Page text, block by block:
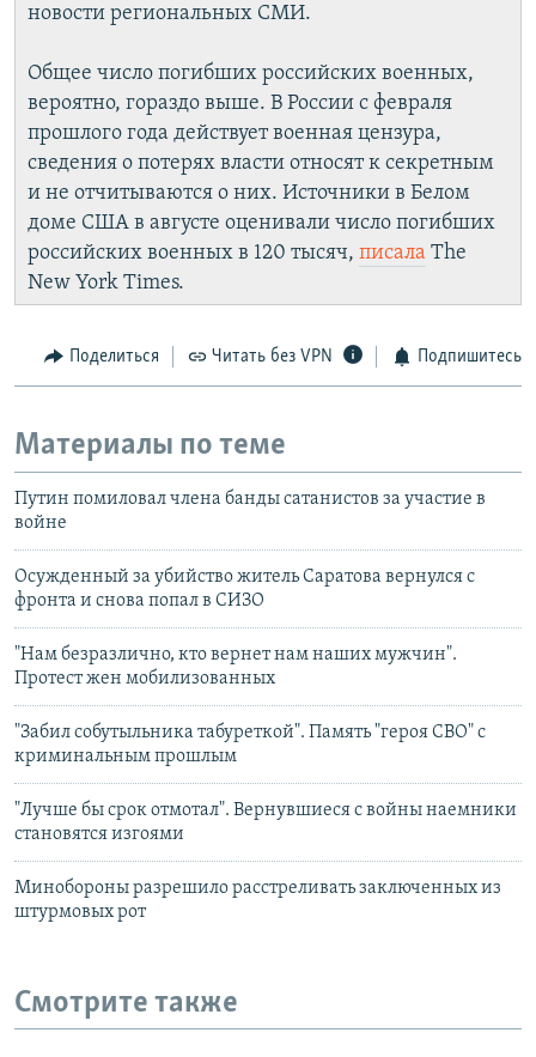
новости региональных СМИ.
Общее число погибших российских военных,
вероятно, гораздо выше. В России с февраля
прошлого года действует военная цензура,
сведения о потерях власти относят к секретным
и не отчитываются о них. Источники в Белом
доме США в августе оценивали число погибших
российских военных в 120 тысяч, писала The
New York Times.
Поделиться Читать без VPN Подпишитесь
Материалы по теме
Путин помиловал члена банды сатанистов за участие в
войне
Осужденный за убийство житель Саратова вернулся с
фронта и снова попал в СИЗО
"Нам безразлично, кто вернет нам наших мужчин".
Протест жен мобилизованных
"Забил собутыльника табуреткой". Память "героя СВО" с
криминальным прошлым
"Лучше бы срок отмотал". Вернувшиеся с войны наемники
становятся изгоями
Минобороны разрешило расстреливать заключенных из
штурмовых рот
Смотрите также